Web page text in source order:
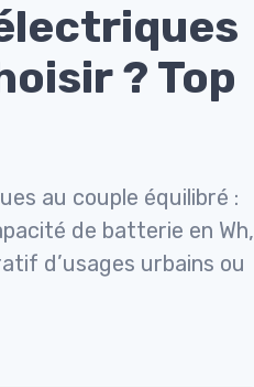
? Top
au couple équilibré :
de batterie en Wh,
d’usages urbains ou